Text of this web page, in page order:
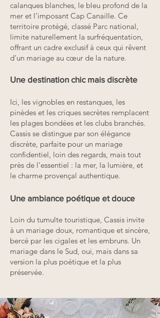
calanques blanches, le bleu profond de la
mer et l’imposant Cap Canaille. Ce
territoire protégé, classé Parc national,
limite naturellement la surfréquentation,
offrant un cadre exclusif à ceux qui rêvent
d’un mariage au cœur de la nature.
Une destination chic mais discrète
Ici, les vignobles en restanques, les
pinèdes et les criques secrètes remplacent
les plages bondées et les clubs branchés.
Cassis se distingue par son élégance
discrète, parfaite pour un mariage
confidentiel, loin des regards, mais tout
près de l’essentiel : la mer, la lumière, et
le charme provençal authentique.
Une ambiance poétique et douce
Loin du tumulte touristique, Cassis invite
à un mariage doux, romantique et sincère,
bercé par les cigales et les embruns. Un
mariage dans le Sud, oui, mais dans sa
version la plus poétique et la plus
préservée.